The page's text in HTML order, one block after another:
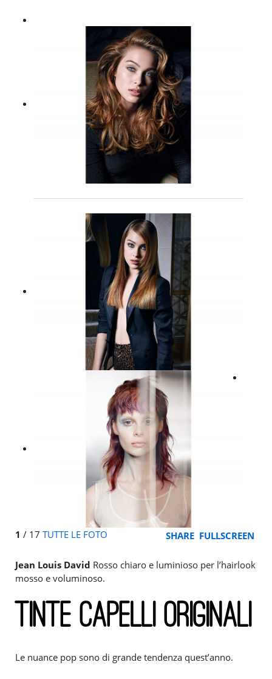
1 / 17 TUTTE LE FOTO SHARE FULLSCREEN
Jean Louis David Rosso chiaro e luminioso per l’hairlook
mosso e voluminoso.
TINTE CAPELLI ORIGINALI
Le nuance pop sono di grande tendenza quest’anno.